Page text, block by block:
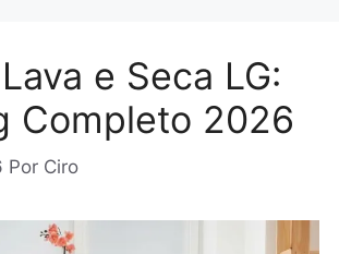
e Seca LG:
Completo 2026
Por Ciro